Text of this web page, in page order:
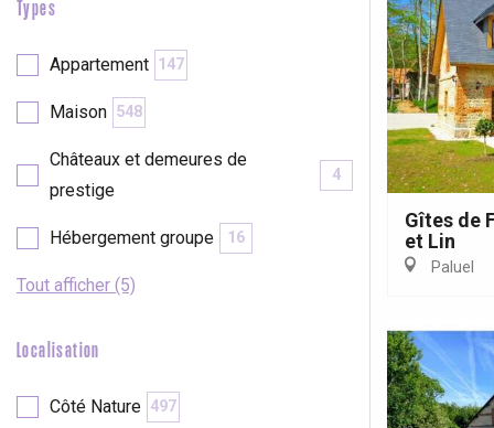
Paris 1h30
Types
Appartement 147
Maison 548
Châteaux et demeures de
prestige
4
Hébergement groupe 16
Tout afficher (5)
Localisation
Côté Nature 497
Gîtes de
et Lin
Paluel